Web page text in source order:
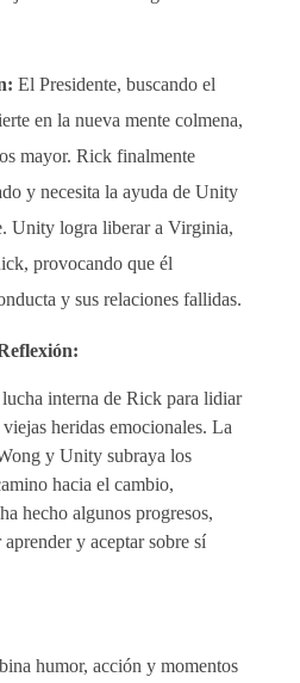
El Presidente, buscando el
en la nueva mente colmena,
mayor. Rick finalmente
y necesita la ayuda de Unity
Unity logra liberar a Virginia,
provocando que él
y sus relaciones fallidas.
interna de Rick para lidiar
heridas emocionales. La
y Unity subraya los
hacia el cambio,
hecho algunos progresos,
y aceptar sobre sí
humor, acción y momentos